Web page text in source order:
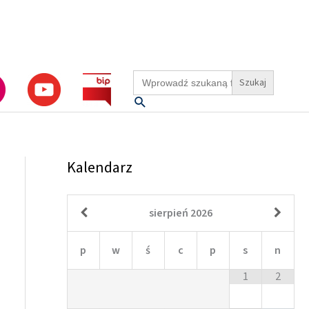
Search
for:
Szukaj
Kalendarz
sierpień 2026
p w ś c p s
n
1
2